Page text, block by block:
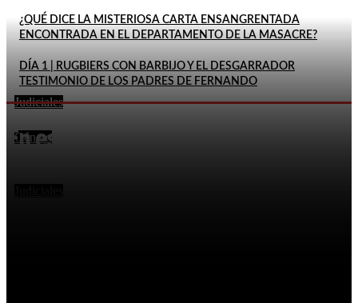
¿QUÉ DICE LA MISTERIOSA CARTA ENSANGRENTADA
ENCONTRADA EN EL DEPARTAMENTO DE LA MASACRE?
DÍA 1 | RUGBIERS CON BARBIJO Y EL DESGARRADOR
TESTIMONIO DE LOS PADRES DE FERNANDO
En este momento
Judiciales
INQUILINOS DE BARRELIER
Género